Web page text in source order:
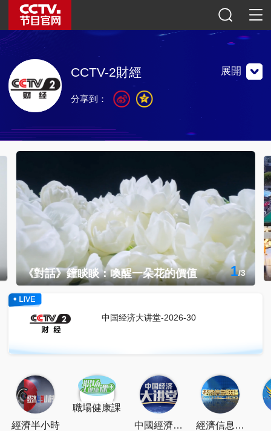
CCTV-2財經
以專業財經信息為核心內容，以生活服務和消費時尚為輔助
內容，1987年2月1日正式開播，現已實現全天24小時播
出。
以專業財經信息為核心內容，以生活服務和消費時尚為輔助
出。
聯繫地址：中國北京復興路11號 中央電視台財經頻道
郵編：100859
官方微博
點擊關注
微信公眾號 央視影音
展開
分享到：
《對話》鐘睒睒：喚醒一朵花的價值 1/3
中国经济大讲堂-2026-30
經濟半小時
職場健康課
中國經濟大
經濟信息聯